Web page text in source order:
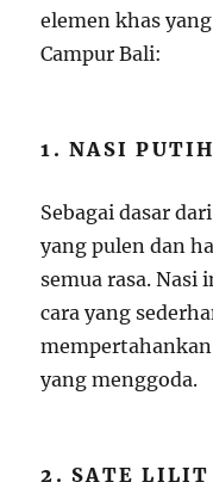
elemen khas
Campur Bali:
1. NASI PUTIH
Sebagai dasar
yang pulen dan
semua rasa. Nasi
cara yang
yang menggoda.
2. SATE LILIT